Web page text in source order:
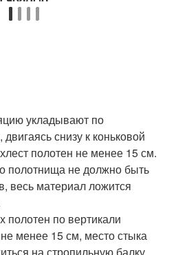
укладывают по
снизу к коньковой
полотен не менее 15 см.
полотнища не должно быть
весь материал ложится
полотен по вертикали
менее 15 см, место стыка